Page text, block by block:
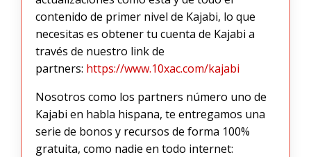
contenido de primer nivel de Kajabi, lo que
necesitas es obtener tu cuenta de Kajabi a
través de nuestro link de
partners: https://www.10xac.com/kajabi
Nosotros como los partners número uno de
Kajabi en habla hispana, te entregamos una
serie de bonos y recursos de forma 100%
gratuita, como nadie en todo internet: